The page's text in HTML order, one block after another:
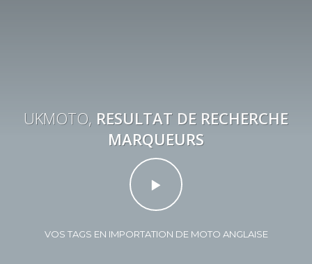
UKMOTO, RESULTAT DE RECHERCHE
MARQUEURS
VOS TAGS EN IMPORTATION DE MOTO ANGLAISE